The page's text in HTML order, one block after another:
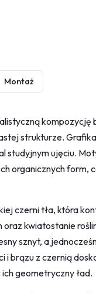
Montaż
strukturze.
studyjnym ujęciu.
organicznych form,
czerni tła, która
oraz kwiatostanie
sznyt, a
brązu z czernią
geometryczny ład.